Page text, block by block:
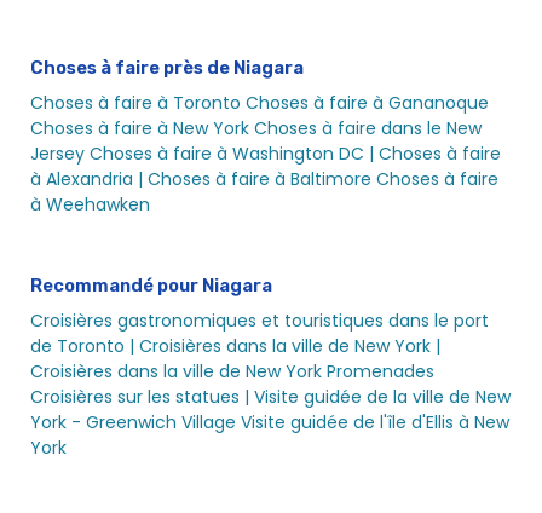
Choses à faire près de Niagara
Choses à faire à Toronto Choses à faire à Gananoque
Choses à faire à New York Choses à faire dans le New
Jersey Choses à faire à Washington DC | Choses à faire
à Alexandria | Choses à faire à Baltimore Choses à faire
à Weehawken
Recommandé pour Niagara
Croisières gastronomiques et touristiques dans le port
de Toronto | Croisières dans la ville de New York |
Croisières dans la ville de New York Promenades
Croisières sur les statues | Visite guidée de la ville de New
York - Greenwich Village Visite guidée de l'île d'Ellis à New
York